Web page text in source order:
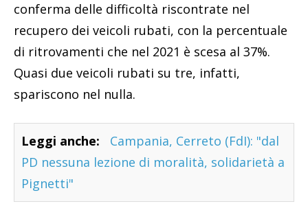
conferma delle difficoltà riscontrate nel
recupero dei veicoli rubati, con la percentuale
di ritrovamenti che nel 2021 è scesa al 37%.
Quasi due veicoli rubati su tre, infatti,
spariscono nel nulla.
Leggi anche:
Campania, Cerreto (FdI): "dal
PD nessuna lezione di moralità, solidarietà a
Pignetti"